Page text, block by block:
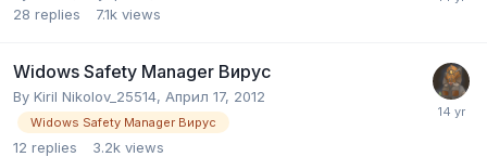
28 replies 7.1k views
Widows Safety Manager Вирус
By Kiril Nikolov_25514, Април 17, 2012
Widows Safety Manager Вирус
12 replies 3.2k views